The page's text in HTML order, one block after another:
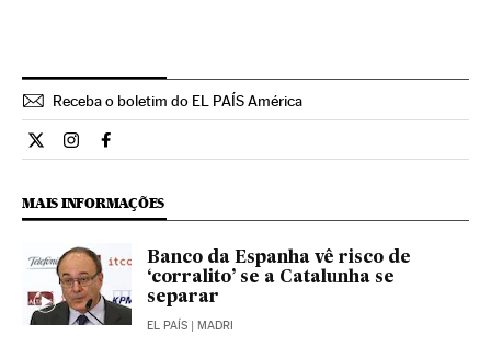
Receba o boletim do EL PAÍS América
Opiniao El País Brasil en Twitter
Opiniao El País Brasil en Instagram
Opiniao El País Brasil en Facebook
MAIS INFORMAÇÕES
Banco da Espanha vê risco de
‘corralito’ se a Catalunha se
separar
EL PAÍS | MADRI